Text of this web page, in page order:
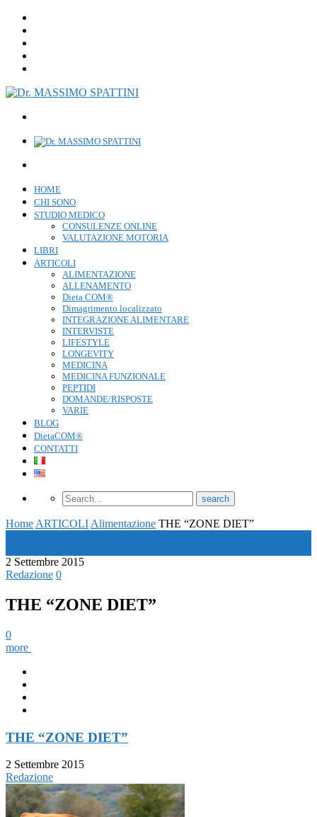
HOME
CHI SONO
STUDIO MEDICO
CONSULENZE ONLINE
VALUTAZIONE MOTORIA
LIBRI
ARTICOLI
ALIMENTAZIONE
ALLENAMENTO
Dieta COM®
Dimagrimento localizzato
INTEGRAZIONE ALIMENTARE
INTERVISTE
LIFESTYLE
LONGEVITY
MEDICINA
MEDICINA FUNZIONALE
PEPTIDI
DOMANDE/RISPOSTE
VARIE
BLOG
DietaCOM®
CONTATTI
Home ARTICOLI Alimentazione THE “ZONE DIET”
2 Settembre 2015
Redazione 0
THE “ZONE DIET”
0
more
THE “ZONE DIET”
2 Settembre 2015
Redazione